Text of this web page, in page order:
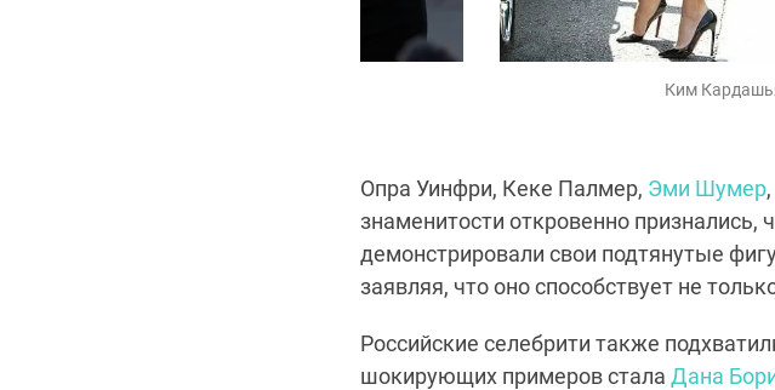
Ким
Опра Уинфри, Кеке Палмер, Эми Шумер
знаменитости откровенно
демонстрировали свои подтянутые
заявляя, что оно способствует не
Российские селебрити также
шокирующих примеров стала Дана